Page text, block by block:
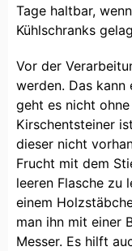
Tage haltbar,
Kühlschranks
Vor der
werden. Das kann
geht es nicht
Kirschentsteiner
dieser nicht
Frucht mit dem
leeren Flasche zu
einem
man ihn mit einer
Messer. Es hilft